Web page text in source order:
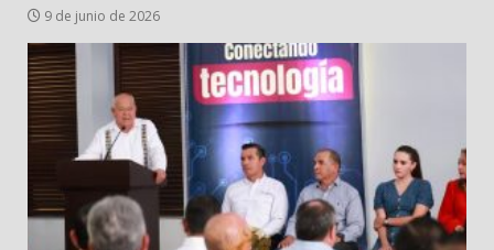
9 de junio de 2026